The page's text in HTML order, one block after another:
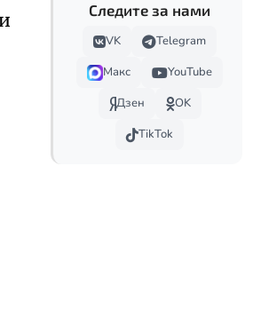
Следите за нами
VK
Telegram
Макс
YouTube
Дзен
OK
TikTok